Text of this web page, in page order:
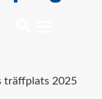
träffplats 2025